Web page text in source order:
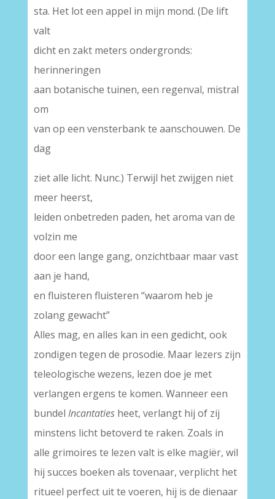
sta. Het lot een appel in mijn mond. (De lift
valt
dicht en zakt meters ondergronds:
herinneringen
aan botanische tuinen, een regenval, mistral
om
van op een vensterbank te aanschouwen. De
dag
ziet alle licht. Nunc.) Terwijl het zwijgen niet
meer heerst,
leiden onbetreden paden, het aroma van de
volzin me
door een lange gang, onzichtbaar maar vast
aan je hand,
en fluisteren fluisteren “waarom heb je
zolang gewacht”
Alles mag, en alles kan in een gedicht, ook
zondigen tegen de prosodie. Maar lezers zijn
teleologische wezens, lezen doe je met
verlangen ergens te komen. Wanneer een
bundel Incantaties heet, verlangt hij of zij
minstens licht betoverd te raken. Zoals in
alle grimoires te lezen valt is elke magiër, wil
hij succes boeken als tovenaar, verplicht het
ritueel perfect uit te voeren, hij is de dienaar